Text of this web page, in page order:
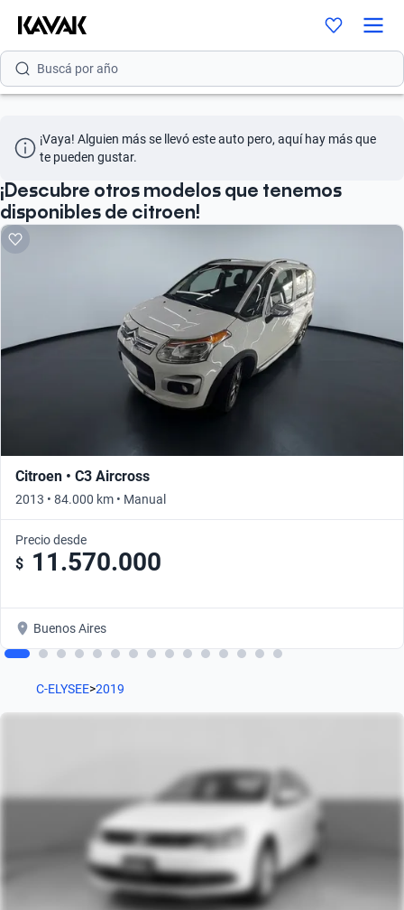
Buscá por versión
Buscá por año
¡Vaya! Alguien más se llevó este auto pero, aquí hay más que
te pueden gustar.
¡Descubre otros modelos que tenemos
disponibles de citroen!
Citroen • C3 Aircross
2013 • 84.000 km • Manual
Precio desde
$ 11.570.000
Buenos Aires
C-ELYSEE>2019